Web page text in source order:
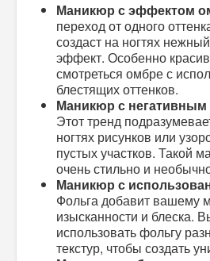
Маникюр с эффектом
переход от одного
создаст на ногтях
эффект. Особенно
смотреться омбре с
блестящих оттенков.
Маникюр с негативным
Этот тренд
ногтях рисунков или
пустых участков. Такой
очень стильно и
Маникюр с
Фольга добавит вашему
изысканности и блеска.
использовать фольгу
текстур, чтобы создать